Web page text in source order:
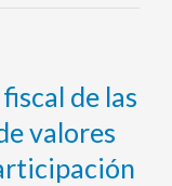
de las
valores